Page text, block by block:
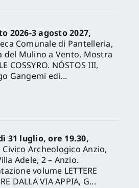
2026-3 agosto 2027,
Comunale di Pantelleria,
del Mulino a Vento. Mostra
COSSYRO. NÓSTOS III,
Gangemi edi...
31 luglio, ore 19.30,
Civico Archeologico Anzio,
Adele, 2 – Anzio.
volume LETTERE
DALLA VIA APPIA, G...